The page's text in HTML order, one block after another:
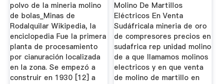
polvo de la mineria molino
de bolas_Minas de
Rodalquilar Wikipedia, la
enciclopedia Fue la primera
planta de procesamiento
por cianuración localizada
en la zona. Se empezó a
construir en 1930 [12] a
Molino De Martillos
Eléctricos En Venta
Sudáfricala mineria de oro
de compresores precios en
sudafrica rep unidad molino
de a que llamamos molinos
electricos y en que venta
de molino de martillo en